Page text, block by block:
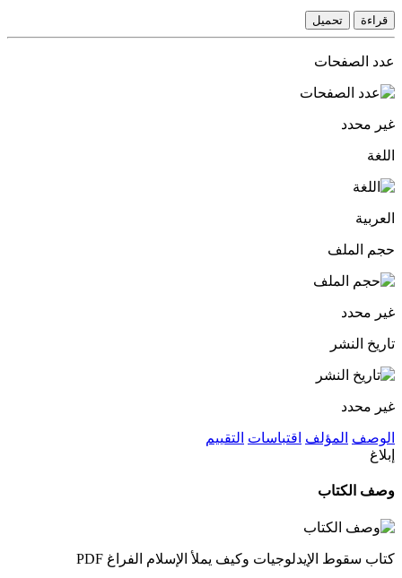
قراءة تحميل
عدد الصفحات
غير محدد
اللغة
العربية
حجم الملف
غير محدد
تاريخ النشر
غير محدد
الوصف المؤلف اقتباسات التقييم
إبلاغ
وصف الكتاب
كتاب سقوط الإيدلوجيات وكيف يملأ الإسلام الفراغ PDF